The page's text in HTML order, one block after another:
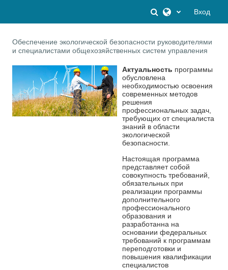
ИзменитьВход
Обеспечение экологической безопасности руководителями
и специалистами общехозяйственных систем управления
Актуальность программы
обусловлена
необходимостью освоения
современных методов
решения
профессиональных задач,
требующих от специалиста
знаний в области
экологической
безопасности.
Настоящая программа
представляет собой
совокупность требований,
обязательных при
реализации программы
дополнительного
профессионального
образования и
разработанна на
основании федеральных
требований к программам
переподготовки и
повышения квалификации
специалистов